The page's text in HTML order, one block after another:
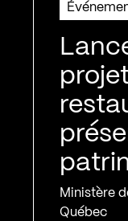
Ministère
Québec